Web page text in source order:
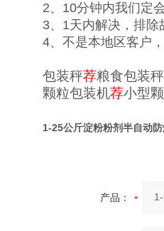
2、10分钟内我们定
3、1天内解决，排除
4、不是本地区客户
包装秤荐粮食包装秤
颗粒包装机荐小型
1-25公斤淀粉粉剂半自动
产品：